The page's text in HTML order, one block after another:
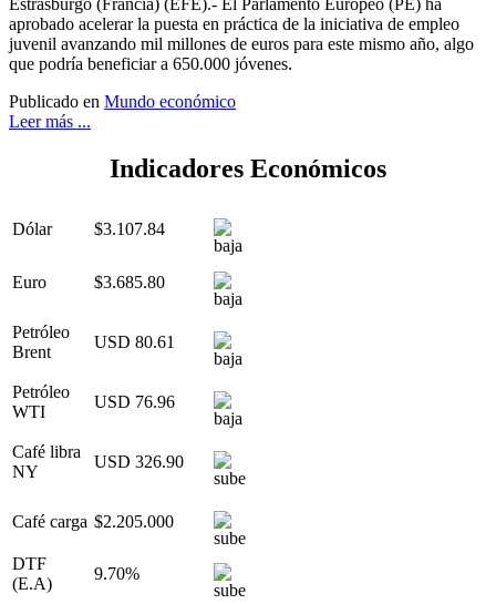
Estrasburgo (Francia) (EFE).- El Parlamento Europeo (PE) ha
aprobado acelerar la puesta en práctica de la iniciativa de empleo
juvenil avanzando mil millones de euros para este mismo año, algo
que podría beneficiar a 650.000 jóvenes.
Publicado en Mundo económico
Leer más ...
Indicadores Económicos
Dólar $3.107.84
Euro $3.685.80
Petróleo
Brent
USD 80.61
Petróleo
WTI
USD 76.96
Café libra
NY
USD 326.90
Café carga $2.205.000
DTF
(E.A)
9.70%